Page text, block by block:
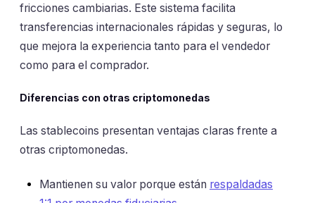
fricciones cambiarias. Este sistema facilita
transferencias internacionales rápidas y seguras, lo
que mejora la experiencia tanto para el vendedor
como para el comprador.
Diferencias con otras criptomonedas
Las stablecoins presentan ventajas claras frente a
otras criptomonedas.
Mantienen su valor porque están respaldadas